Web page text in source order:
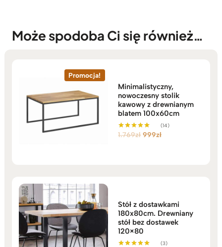
Może spodoba Ci się również…
Promocja!
Minimalistyczny,
nowoczesny stolik
kawowy z drewnianym
blatem 100x60cm
Oceniono
(14)
1.769zł Pierwotna
999złAktualna
Stół z dostawkami
180x80cm. Drewniany
stół bez dostawek
120×80
(3)